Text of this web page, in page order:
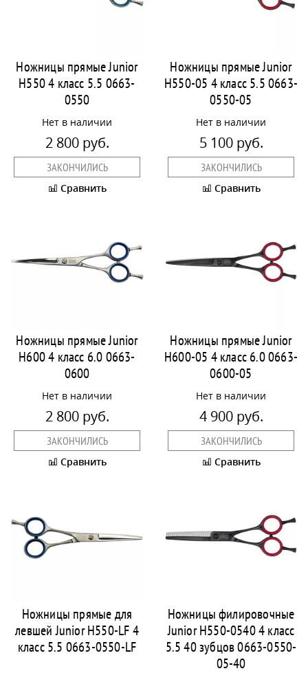
Ножницы прямые Junior
H550 4 класс 5.5 0663-
0550
Нет в наличии
2 800 руб.
ЗАКОНЧИЛИСЬ
Сравнить
Ножницы прямые Junior
H550-05 4 класс 5.5 0663-
0550-05
Нет в наличии
5 100 руб.
ЗАКОНЧИЛИСЬ
Сравнить
Ножницы прямые Junior
H600 4 класс 6.0 0663-
0600
Нет в наличии
2 800 руб.
ЗАКОНЧИЛИСЬ
Сравнить
Ножницы прямые Junior
H600-05 4 класс 6.0 0663-
0600-05
Нет в наличии
4 900 руб.
ЗАКОНЧИЛИСЬ
Сравнить
Ножницы прямые для
левшей Junior H550-LF 4
класс 5.5 0663-0550-LF
Ножницы филировочные
Junior H550-0540 4 класс
5.5 40 зубцов 0663-0550-
05-40